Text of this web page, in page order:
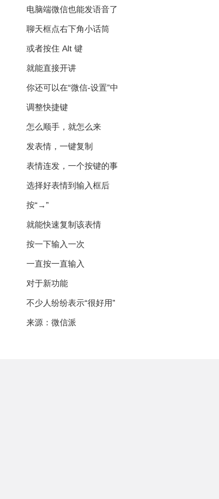
电脑端微信也能发语音了
聊天框点右下角小话筒
或者按住 Alt 键
就能直接开讲
你还可以在“微信-设置”中
调整快捷键
怎么顺手，就怎么来
发表情，一键复制
表情连发，一个按键的事
选择好表情到输入框后
按“→”
就能快速复制该表情
按一下输入一次
一直按一直输入
对于新功能
不少人纷纷表示“很好用”
来源：微信派